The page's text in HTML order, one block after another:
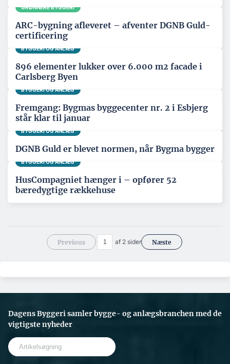
GRØNNERE BYGGERI
ARC-bygning afleveret – afventer DGNB Guld-
certificering
BYGGERI OG ANLÆG
896 elementer lukker over 6.000 m2 facade i
Carlsberg Byen
BYGGERI OG ANLÆG
Fremgang: Bygmas byggecenter nr. 2 i Esbjerg
står klar til januar
BYGGERI OG ANLÆG
DGNB Guld er blevet normen, når Bygma bygger
BYGGERI OG ANLÆG
HusCompagniet hænger i – opfører 52
bæredygtige rækkehuse
Previous af 2 sider Næste
Dagens Byggeri samler bygge- og anlægsbranchen med de
vigtigste nyheder